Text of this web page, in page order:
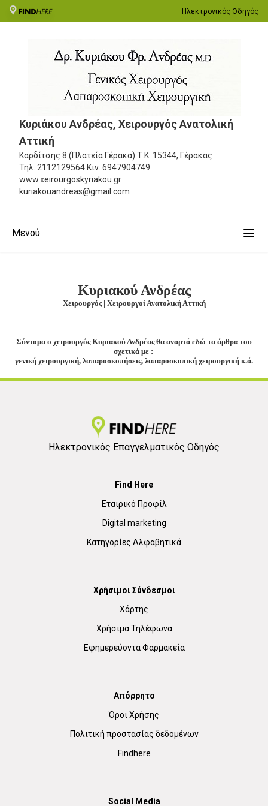
Ηλεκτρονικός Οδηγός
Κυριάκου Ανδρέας, Χειρουργός Ανατολική
Αττική
Καρδίτσης 8 (Πλατεία Γέρακα) Τ.Κ. 15344, Γέρακας
Τηλ. 2112129564 Κιν. 6947904749
www.xeirourgoskyriakou.gr
kuriakouandreas@gmail.com
Μενού
Κυριακού Ανδρέας
Χειρουργός | Χειρουργοί Ανατολική Αττική
Σύντομα ο χειρουργός Κυριακού Ανδρέας θα αναρτά εδώ τα άρθρα του
σχετικά με :
γενική χειρουργική, λαπαροσκοπήσεις, λαπαροσκοπική χειρουργική κ.ά.
Ηλεκτρονικός Επαγγελματικός Οδηγός
Find Here
Εταιρικό Προφίλ
Digital marketing
Κατηγορίες Αλφαβητικά
Χρήσιμοι Σύνδεσμοι
Χάρτης
Χρήσιμα Τηλέφωνα
Εφημερεύοντα Φαρμακεία
Απόρρητο
Όροι Χρήσης
Πολιτική προστασίας δεδομένων
Findhere
Social Media